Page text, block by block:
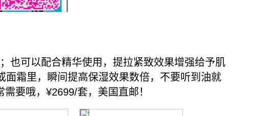
也可以配合精华使用，提拉紧致效果增强给予肌
霜里，瞬间提高保湿效果数倍，不要听到油就
要哦，¥2699/套，美国直邮！